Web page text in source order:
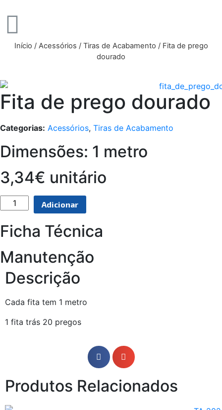
Início / Acessórios / Tiras de Acabamento / Fita de prego
dourado
Fita de prego dourado
Categorias: Acessórios, Tiras de Acabamento
Dimensões: 1 metro
3,34€ unitário
Adicionar
Ficha Técnica
Manutenção
Descrição
Cada fita tem 1 metro
1 fita trás 20 pregos
Produtos Relacionados